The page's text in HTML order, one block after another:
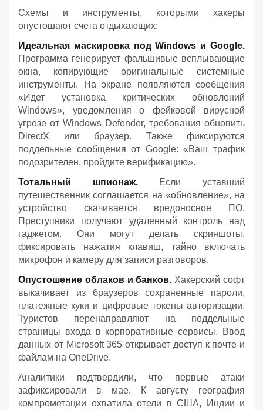
Схемы и инструменты, которыми хакеры
опустошают счета отдыхающих:
Идеальная маскировка под Windows и Google.
Программа генерирует фальшивые всплывающие
окна, копирующие оригинальные системные
инструменты. На экране появляются сообщения
«Идет установка критических обновлений
Windows», уведомления о фейковой вирусной
угрозе от Windows Defender, требования обновить
DirectX или браузер. Также фиксируются
поддельные сообщения от Google: «Ваш трафик
подозрителен, пройдите верификацию».
Тотальный шпионаж.Если уставший
путешественник соглашается на «обновление», на
устройство скачивается вредоносное ПО.
Преступники получают удаленный контроль над
гаджетом. Они могут делать скриншоты,
фиксировать нажатия клавиш, тайно включать
микрофон и камеру для записи разговоров.
Опустошение облаков и банков. Хакерский софт
выкачивает из браузеров сохраненные пароли,
платежные куки и цифровые токены авторизации.
Туристов перенаправляют на поддельные
страницы входа в корпоративные сервисы. Ввод
данных от Microsoft 365 открывает доступ к почте и
файлам на OneDrive.
Аналитики подтвердили, что первые атаки
зафиксировали в мае. К августу география
компрометации охватила отели в США, Индии и